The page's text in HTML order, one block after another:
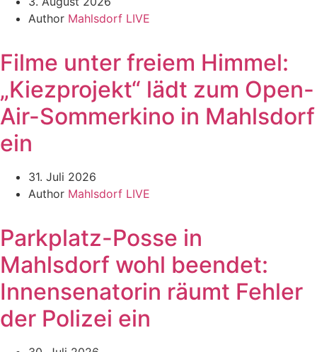
Author Mahlsdorf LIVE
Filme unter freiem Himmel:
„Kiezprojekt“ lädt zum Open-
Air-Sommerkino in Mahlsdorf
ein
31. Juli 2026
Author Mahlsdorf LIVE
Parkplatz-Posse in
Mahlsdorf wohl beendet:
Innensenatorin räumt Fehler
der Polizei ein